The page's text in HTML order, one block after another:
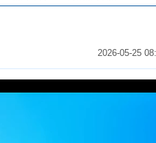
2026-05-25